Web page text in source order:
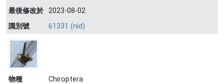
最後修改於 2023-08-02
識別號
61331 (nid)
物種
Chiroptera